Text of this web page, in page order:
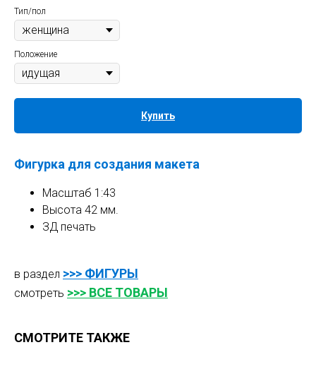
Тип/пол
Положение
Купить
Фигурка для создания макета
Масштаб 1:43
Высота 42 мм.
ЗД печать
в раздел >>> ФИГУРЫ
смотреть >>> ВСЕ ТОВАРЫ
СМОТРИТЕ ТАКЖЕ